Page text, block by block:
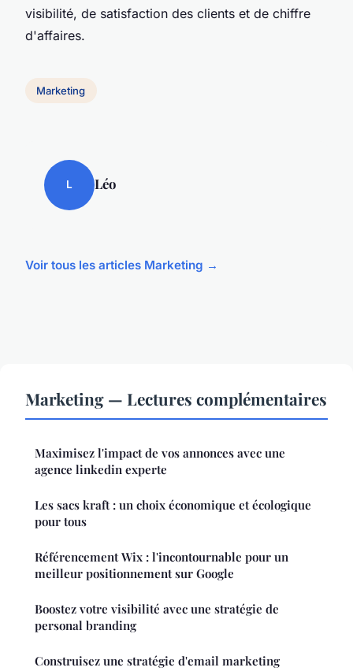
visibilité, de satisfaction des clients et de chiffre
d'affaires.
Marketing
L Léo
Voir tous les articles Marketing →
Marketing — Lectures complémentaires
Maximisez l'impact de vos annonces avec une
agence linkedin experte
Les sacs kraft : un choix économique et écologique
pour tous
Référencement Wix : l'incontournable pour un
meilleur positionnement sur Google
Boostez votre visibilité avec une stratégie de
personal branding
Construisez une stratégie d'email marketing